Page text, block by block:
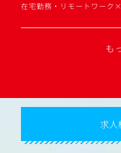
在宅勤務・リモートワーク
も
求人